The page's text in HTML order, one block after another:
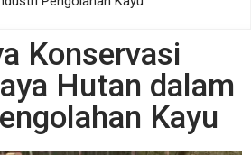
Konservasi
Hutan dalam
Kayu